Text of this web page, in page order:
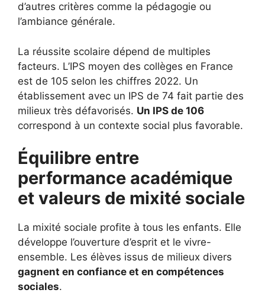
d’autres critères comme la pédagogie ou
l’ambiance générale.
La réussite scolaire dépend de multiples
facteurs. L’IPS moyen des collèges en France
est de 105 selon les chiffres 2022. Un
établissement avec un IPS de 74 fait partie des
milieux très défavorisés. Un IPS de 106
correspond à un contexte social plus favorable.
Équilibre entre
performance académique
et valeurs de mixité sociale
La mixité sociale profite à tous les enfants. Elle
développe l’ouverture d’esprit et le vivre-
ensemble. Les élèves issus de milieux divers
gagnent en confiance et en compétences
sociales.